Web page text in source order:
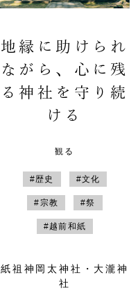
地縁に助けられ
ながら、心に残
る神社を守り続
ける
観る
#歴史 #文化
#宗教 #祭
#越前和紙
紙祖神岡太神社・大瀧神
社